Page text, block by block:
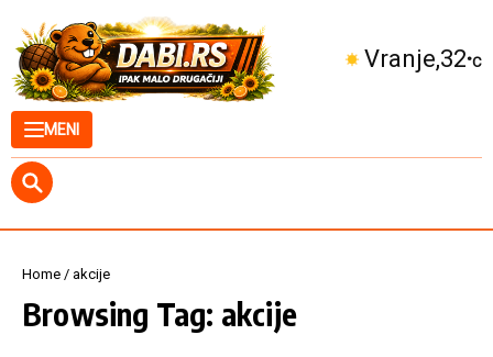
MENI
Vranje 32°C
Home / akcije
Browsing Tag: akcije